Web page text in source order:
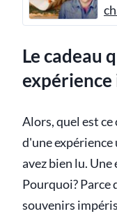
Le cadeau
Alors, quel est ce
d'une
avez bien lu.
Pourquoi? Parce
souvenirs